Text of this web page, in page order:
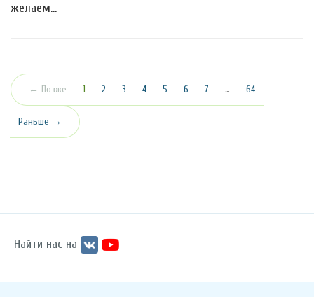
желаем…
← Позже 1 (текущая)
2 3 4 5 6 7 … 64
Раньше →
Найти нас на